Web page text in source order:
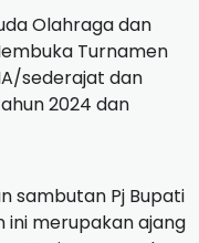
Olahraga dan
Turnamen
sederajat dan
2024 dan
sambutan Pj Bupati
ini merupakan ajang